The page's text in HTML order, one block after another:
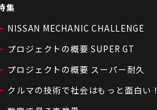
集
NISSAN MECHANIC CHALLENGE
プロジェクトの概要 SUPER GT
プロジェクトの概要 スーパー耐久
クルマの技術で社会はもっと面白い！